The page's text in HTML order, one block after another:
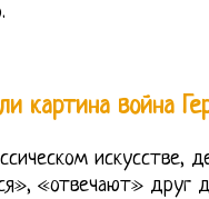
картина война
искусстве,
«отвечают» друг